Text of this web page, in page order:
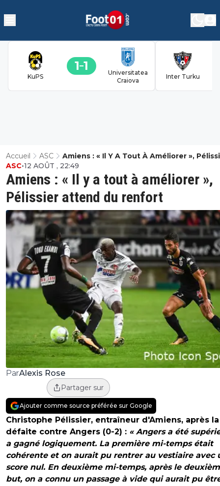
KuPS
1 1
Universitatea
Craiova
Inter Turku
Accueil ASC
Amiens : « Il Y A Tout À Améliorer »,
Attend Du Renfort
Amiens : « Il y a tout à améliorer »,
Pélissier attend du renfort
ASC•12 AOÛT , 22:49
ParAlexis Rose
Partager sur
Ajouter comme source préférée sur Google
Christophe Pélissier, entraîneur d'Amiens, après la
défaite contre Angers (0-2) : « Angers a été
a gagné logiquement. La première mi-temps était
cohérente et on aurait pu rentrer au vestiaire avec
score nul. En deuxième mi-temps, après le
but, on a connu un passage à vide qui aurait pu